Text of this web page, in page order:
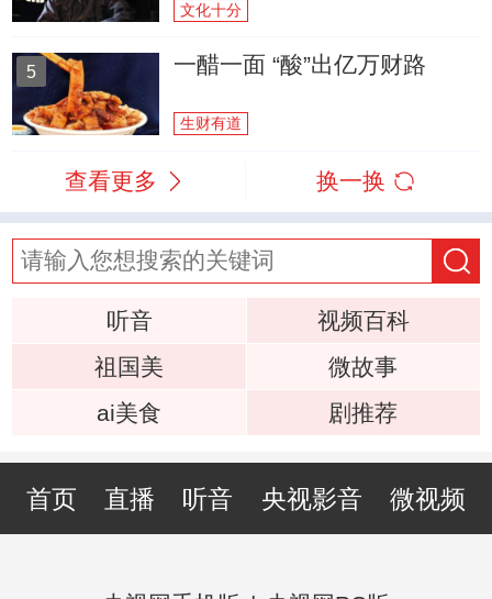
文化十分
5 一醋一面 “酸”出亿万财路
生财有道
查看更多 换一换
听音
视频百科
祖国美
微故事
ai美食
剧推荐
首页 直播 听音 央视影音 微视频